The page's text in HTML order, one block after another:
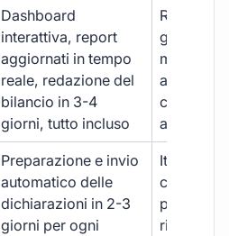
Dashboard
interattiva, report
aggiornati in tempo
reale, redazione del
bilancio in 3-4
giorni, tutto incluso
Report
gestione
manuale,
con
aggiuntivi
Preparazione e invio
automatico delle
dichiarazioni in 2-3
giorni per ogni
Iter
costi
per ogni
rischio di